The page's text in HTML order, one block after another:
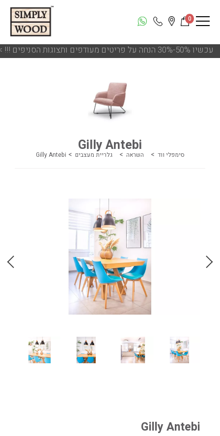
0
!!! עכשיו 50%-30% הנחה על פריטים מעודפים ותצוגות הסניפים
Gilly Antebi
סימפלי ווד השראה גלריית מעצבים Gilly Antebi
Gilly Antebi